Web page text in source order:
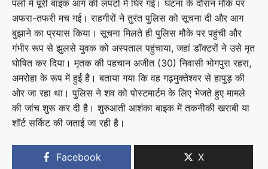
पलों में पूरी बाइक आग की लपटों में घिर गई। घटना के दौरान मौके पर
अफरा-तफरी मच गई। राहगीरों ने तुरंत पुलिस को सूचना दी और आग
बुझाने का प्रयास किया। सूचना मिलते ही पुलिस मौके पर पहुंची और
गंभीर रूप से झुलसे युवक को अस्पताल पहुंचाया, जहां डॉक्टरों ने उसे मृत
घोषित कर दिया। मृतक की पहचान अजीत (30) निवासी भोगपुरा रहरा,
अमरोहा के रूप में हुई है। बताया गया कि वह गढ़मुक्तेश्वर से हापुड़ की
ओर जा रहा था। पुलिस ने शव को पोस्टमार्टम के लिए भेजते हुए मामले
की जांच शुरू कर दी है। शुरुआती आशंका बाइक में तकनीकी खराबी या
शॉर्ट सर्किट की जताई जा रही है।
Facebook X